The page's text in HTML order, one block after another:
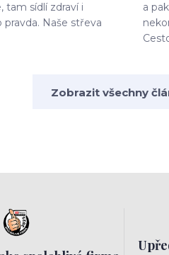
tam sídlí zdraví i
pravda. Naše střeva
a
Zobrazit všechny